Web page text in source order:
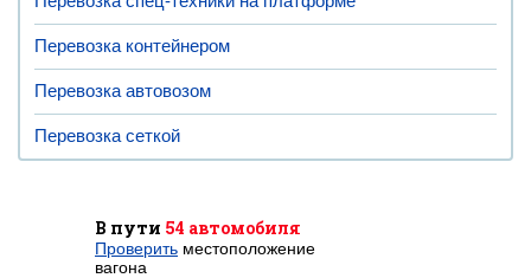
Перевозка контейнером
Перевозка автовозом
Перевозка сеткой
В пути 54 автомобиля
Проверить местоположение
вагона